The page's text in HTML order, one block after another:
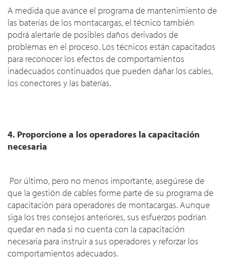
A medida que avance el programa de mantenimiento de
las baterías de los montacargas, el técnico también
podrá alertarle de posibles daños derivados de
problemas en el proceso. Los técnicos están capacitados
para reconocer los efectos de comportamientos
inadecuados continuados que pueden dañar los cables,
los conectores y las baterías.
4. Proporcione a los operadores la capacitación
necesaria
Por último, pero no menos importante, asegúrese de
que la gestión de cables forme parte de su programa de
capacitación para operadores de montacargas. Aunque
siga los tres consejos anteriores, sus esfuerzos podrían
quedar en nada si no cuenta con la capacitación
necesaria para instruir a sus operadores y reforzar los
comportamientos adecuados.